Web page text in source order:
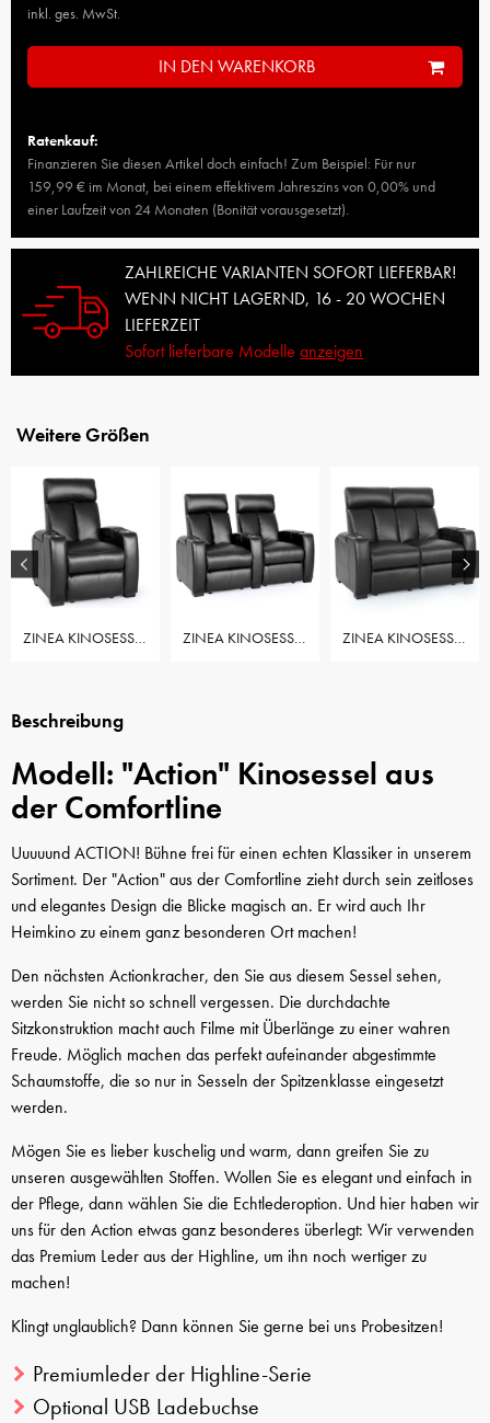
inkl. ges. MwSt.
IN DEN WARENKORB
Ratenkauf:
Finanzieren Sie diesen Artikel doch einfach! Zum Beispiel: Für nur
159,99 € im Monat, bei einem effektivem Jahreszins von 0,00% und
einer Laufzeit von 24 Monaten (Bonität vorausgesetzt).
ZAHLREICHE VARIANTEN SOFORT LIEFERBAR!
WENN NICHT LAGERND, 16 - 20 WOCHEN
LIEFERZEIT
Sofort lieferbare Modelleanzeigen
Weitere Größen
ZINEA KINOSESSEL ACTION - 1 SITZER ZINEA KINOSESSEL ACTION - 2 SITZER ZINEA KINOSESSEL ACTION - 2 SITZER LOVESEAT
Beschreibung
Modell: "Action" Kinosessel aus
der Comfortline
Uuuuund ACTION! Bühne frei für einen echten Klassiker in unserem
Sortiment. Der "Action" aus der Comfortline zieht durch sein zeitloses
und elegantes Design die Blicke magisch an. Er wird auch Ihr
Heimkino zu einem ganz besonderen Ort machen!
Den nächsten Actionkracher, den Sie aus diesem Sessel sehen,
werden Sie nicht so schnell vergessen. Die durchdachte
Sitzkonstruktion macht auch Filme mit Überlänge zu einer wahren
Freude. Möglich machen das perfekt aufeinander abgestimmte
Schaumstoffe, die so nur in Sesseln der Spitzenklasse eingesetzt
werden.
Mögen Sie es lieber kuschelig und warm, dann greifen Sie zu
unseren ausgewählten Stoffen. Wollen Sie es elegant und einfach in
der Pflege, dann wählen Sie die Echtlederoption. Und hier haben wir
uns für den Action etwas ganz besonderes überlegt: Wir verwenden
das Premium Leder aus der Highline, um ihn noch wertiger zu
machen!
Klingt unglaublich? Dann können Sie gerne bei uns Probesitzen!
Premiumleder der Highline-Serie
Optional USB Ladebuchse